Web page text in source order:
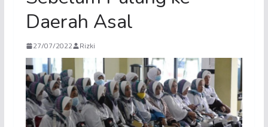
Daerah Asal
27/07/2022 Rizki